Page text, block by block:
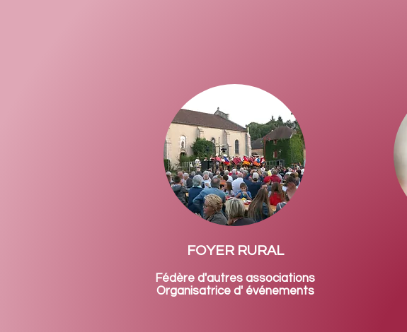
FOYER RURAL
Fédère d'autres associations
Organisatrice d' événements